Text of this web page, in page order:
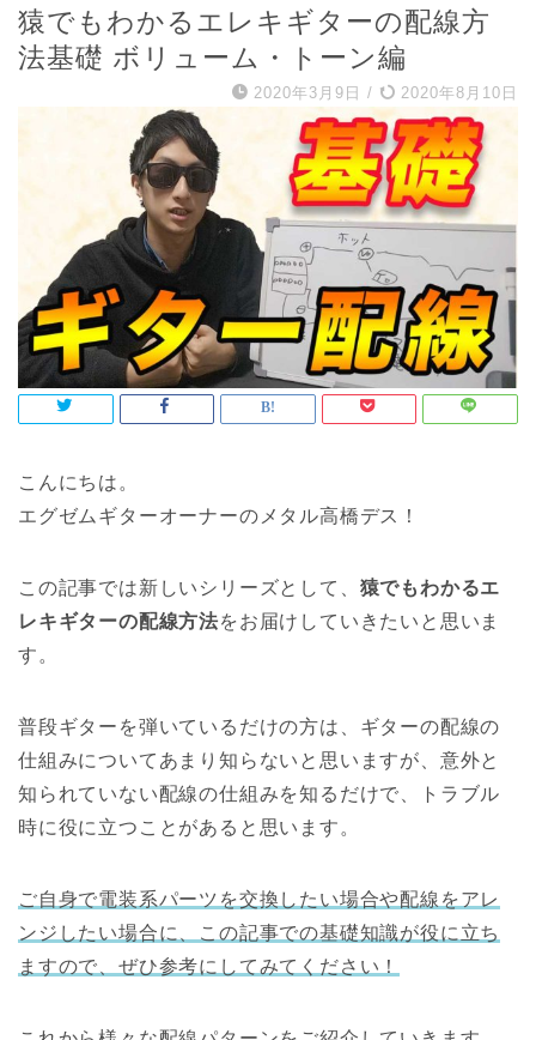
猿でもわかるエレキギターの配線方
法基礎 ボリューム・トーン編
2020年3月9日 / 2020年8月10日
こんにちは。
エグゼムギターオーナーのメタル高橋デス！
この記事では新しいシリーズとして、 猿でもわかるエ
レキギターの配線方法をお届けしていきたいと思いま
す。
普段ギターを弾いているだけの方は、ギターの配線の
仕組みについてあまり知らないと思いますが、意外と
知られていない配線の仕組みを知るだけで、トラブル
時に役に立つことがあると思います。
ご自身で電装系パーツを交換したい場合や配線をアレ
ンジしたい場合に、この記事での基礎知識が役に立ち
ますので、ぜひ参考にしてみてください！